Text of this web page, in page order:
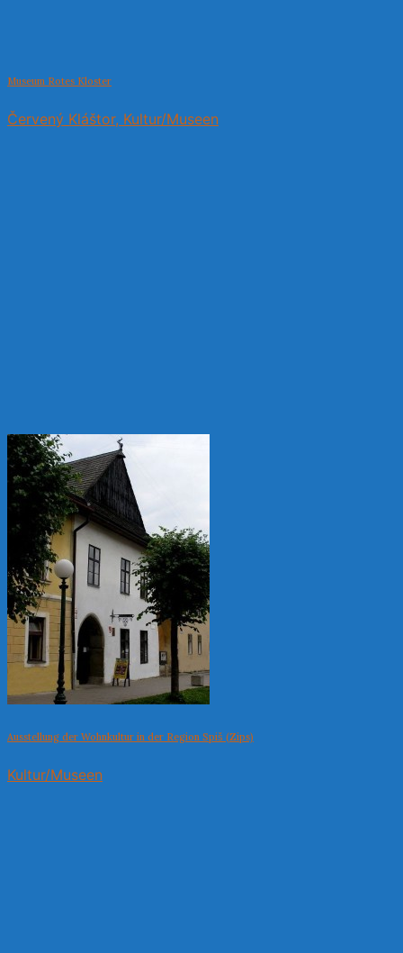
Museum Rotes Kloster
Červený Kláštor, Kultur/Museen
Ausstellung der Wohnkultur in der Region Spiš (Zips)
Kultur/Museen